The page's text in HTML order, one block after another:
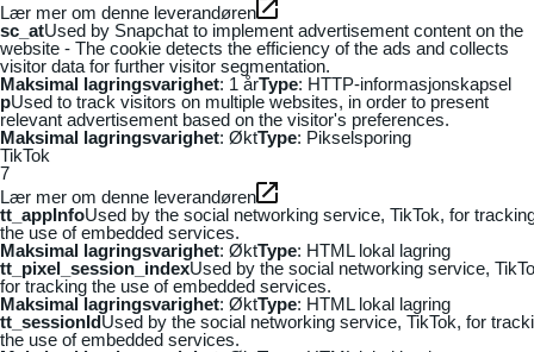
Lær mer om denne leverandøren
sc_atUsed by Snapchat to implement advertisement content on the
website - The cookie detects the efficiency of the ads and collects
visitor data for further visitor segmentation.
Maksimal lagringsvarighet: 1 årType: HTTP-informasjonskapsel
pUsed to track visitors on multiple websites, in order to present
relevant advertisement based on the visitor's preferences.
Maksimal lagringsvarighet: ØktType: Pikselsporing
TikTok
7
Lær mer om denne leverandøren
tt_appInfoUsed by the social networking service, TikTok, for
the use of embedded services.
Maksimal lagringsvarighet: ØktType: HTML lokal lagring
tt_pixel_session_indexUsed by the social networking service,
for tracking the use of embedded services.
Maksimal lagringsvarighet: ØktType: HTML lokal lagring
tt_sessionIdUsed by the social networking service, TikTok, for
the use of embedded services.